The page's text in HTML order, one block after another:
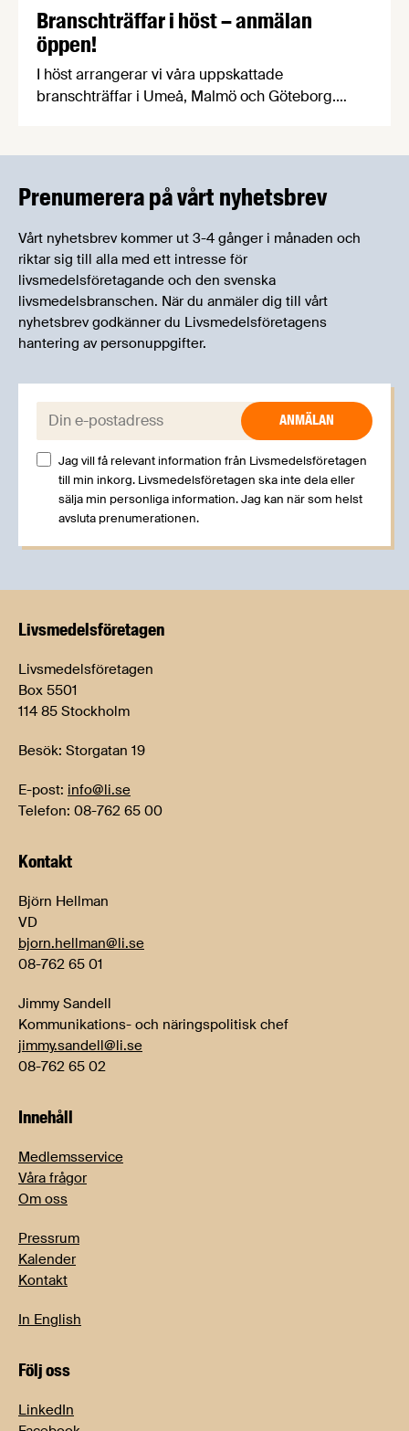
Branschträffar i höst – anmälan
öppen!
I höst arrangerar vi våra uppskattade
branschträffar i Umeå, Malmö och Göteborg.
kan träffa branschkollegor och utbyta
Prenumerera på vårt nyhetsbrev
Vårt nyhetsbrev kommer ut 3-4 gånger i månaden och
riktar sig till alla med ett intresse för
livsmedelsföretagande och den svenska
livsmedelsbranschen. När du anmäler dig till vårt
nyhetsbrev godkänner du Livsmedelsföretagens
hantering av personuppgifter.
E-post:
Jag vill få relevant information från Livsmedelsföretagen
till min inkorg. Livsmedelsföretagen ska inte dela eller
sälja min personliga information. Jag kan när som helst
avsluta prenumerationen.
Livsmedels­företagen
Livsmedelsföretagen
Box 5501
114 85 Stockholm
Besök: Storgatan 19
E-post: info@li.se
Telefon: 08-762 65 00
Kontakt
Björn Hellman
VD
bjorn.hellman@li.se
08-762 65 01
Jimmy Sandell
Kommunikations- och näringspolitisk chef
jimmy.sandell@li.se
08-762 65 02
Innehåll
Medlemsservice
Våra frågor
Om oss
Pressrum
Kalender
Kontakt
In English
Följ oss
LinkedIn